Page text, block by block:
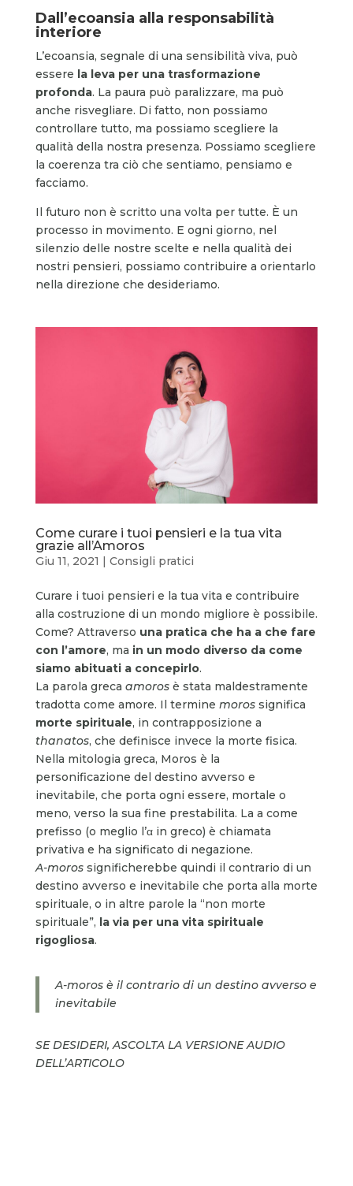
Dall’ecoansia alla responsabilità
interiore
L’ecoansia, segnale di una sensibilità viva, può
essere la leva per una trasformazione
profonda. La paura può paralizzare, ma può
anche risvegliare. Di fatto, non possiamo
controllare tutto, ma possiamo scegliere la
qualità della nostra presenza. Possiamo scegliere
la coerenza tra ciò che sentiamo, pensiamo e
facciamo.
Il futuro non è scritto una volta per tutte. È un
processo in movimento. E ogni giorno, nel
silenzio delle nostre scelte e nella qualità dei
nostri pensieri, possiamo contribuire a orientarlo
nella direzione che desideriamo.
Come curare i tuoi pensieri e la tua vita
grazie all’Amoros
Giu 11, 2021 | Consigli pratici
Curare i tuoi pensieri e la tua vita e contribuire
alla costruzione di un mondo migliore è possibile.
Come? Attraverso una pratica che ha a che fare
con l’amore, ma in un modo diverso da come
siamo abituati a concepirlo.
La parola greca amorosè stata maldestramente
tradotta come amore. Il termine morossignifica
morte spirituale, in contrapposizione a
thanatos, che definisce invece la morte fisica.
Nella mitologia greca, Moros è la
personificazione del destino avverso e
inevitabile, che porta ogni essere, mortale o
meno, verso la sua fine prestabilita. La a come
prefisso (o meglio l’α in greco) è chiamata
privativa e ha significato di negazione.
A-morossignificherebbe quindi il contrario di un
destino avverso e inevitabile che porta alla morte
spirituale, o in altre parole la “non morte
spirituale”, la via per una vita spirituale
rigogliosa.
A-moros è il contrario di un destino avverso e
inevitabile
SE DESIDERI, ASCOLTA LA VERSIONE AUDIO
DELL’ARTICOLO